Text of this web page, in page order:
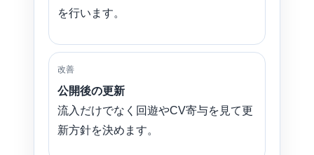
を行います。
改善
公開後の更新
流入だけでなく回遊やCV寄与を見て更
新方針を決めます。